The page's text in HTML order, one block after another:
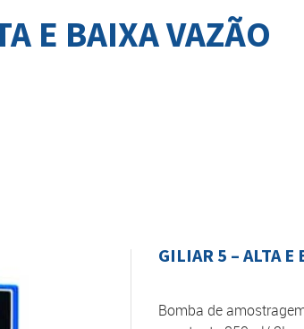
E BAIXA VAZÃO
GILIAR 5 – ALTA E
Bomba de